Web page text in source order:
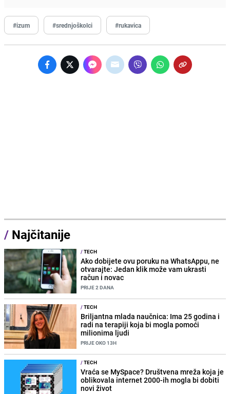
#izum #srednjoškolci #rukavica
/ Najčitanije
/TECH
Ako dobijete ovu poruku na WhatsAppu, ne
otvarajte: Jedan klik može vam ukrasti
račun i novac
PRIJE 2 DANA
/TECH
Briljantna mlada naučnica: Ima 25 godina i
radi na terapiji koja bi mogla pomoći
milionima ljudi
PRIJE OKO 13H
/TECH
Vraća se MySpace? Društvena mreža koja je
oblikovala internet 2000-ih mogla bi dobiti
novi život